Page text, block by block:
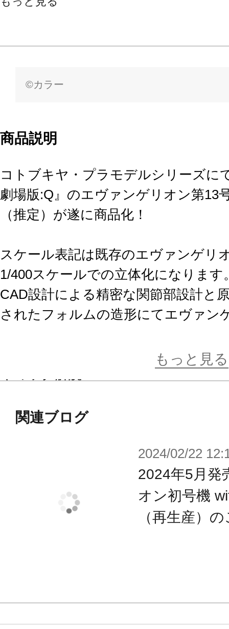
©カラー
商品説明
コトブキヤ・プラモデルシリーズに
劇場版:Q』のエヴァンゲリオン第13
（推定）が遂に商品化！
スケール表記は既存のエヴァンゲリ
1/400スケールでの立体化になります
CAD設計による精密な関節部設計と
されたフォルムの造形にてエヴァン
■腿前面と膝頭が連動し可動。
■顔を上に向ける際に、喉部が連動し
■収束状態の槍をジョイントパーツ
が可能。（収束状態は１本のみ再現
もっと見る
関連ブログ
2024/02/22
2024年5月発
オン初号機
（再生産）